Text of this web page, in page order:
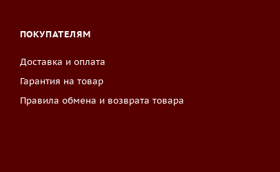
ПОКУПАТЕЛЯМ
Доставка и оплата
Гарантия на товар
Правила обмена и возврата товара